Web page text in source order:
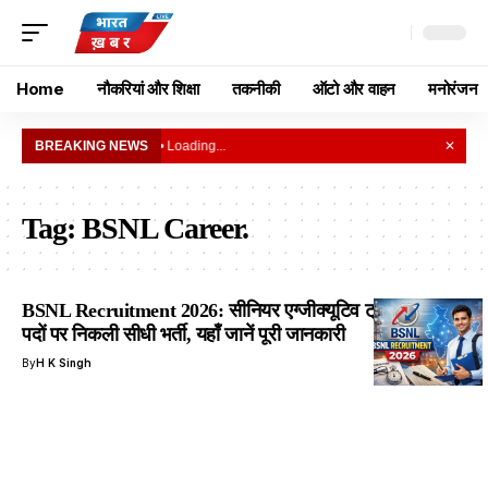
Home नौकरियां और शिक्षा तकनीकी ऑटो और वाहन मनोरंजन
BREAKING NEWS • Loading... ✕
Tag:BSNL Career.
BSNL Recruitment 2026: सीनियर एग्जीक्यूटिव ट्रेनी के 120
पदों पर निकली सीधी भर्ती, यहाँ जानें पूरी जानकारी
ByH K Singh